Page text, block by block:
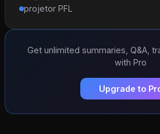
projetor PFL
Get unlimited summaries, Q&A,
with Pro
Upgrade to